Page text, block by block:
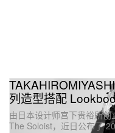
列造型搭配
由日本设计师宫下贵裕所
The Soloist，近日公布了